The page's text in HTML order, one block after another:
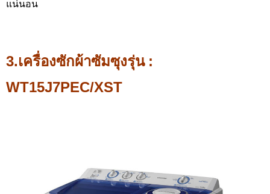
แน่นอน
3.เครื่องซักผ้าซัมซุงรุ่น :
WT15J7PEC/XST